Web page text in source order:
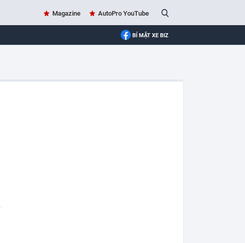
Magazine AutoPro YouTube
BÍ MẬT XE BIZ